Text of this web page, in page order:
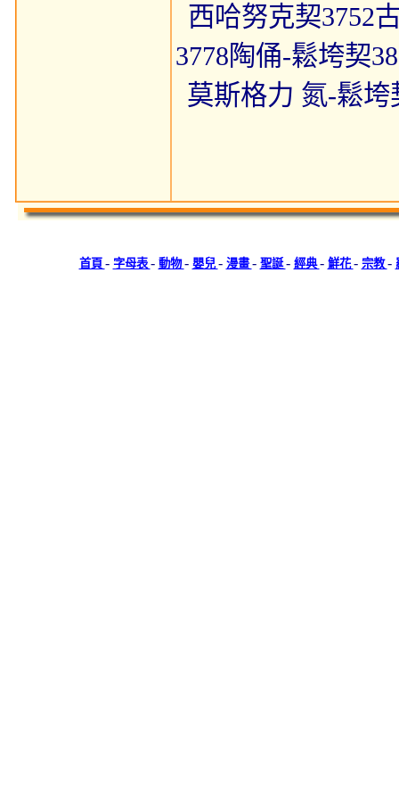
西哈努克契3752
3778陶俑-鬆垮契
莫斯格力 氮-鬆垮
首頁 - 字母表 - 動物- 嬰兒- 漫畫- 聖誕- 經典- 鮮花- 宗教-